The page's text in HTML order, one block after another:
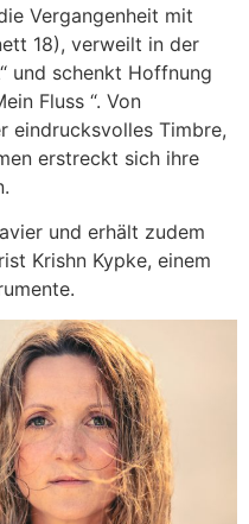
Vergangenheit mit
18), verweilt in der
und schenkt Hoffnung
Fluss “. Von
eindrucksvolles Timbre,
erstreckt sich ihre
und erhält zudem
Krishn Kypke, einem